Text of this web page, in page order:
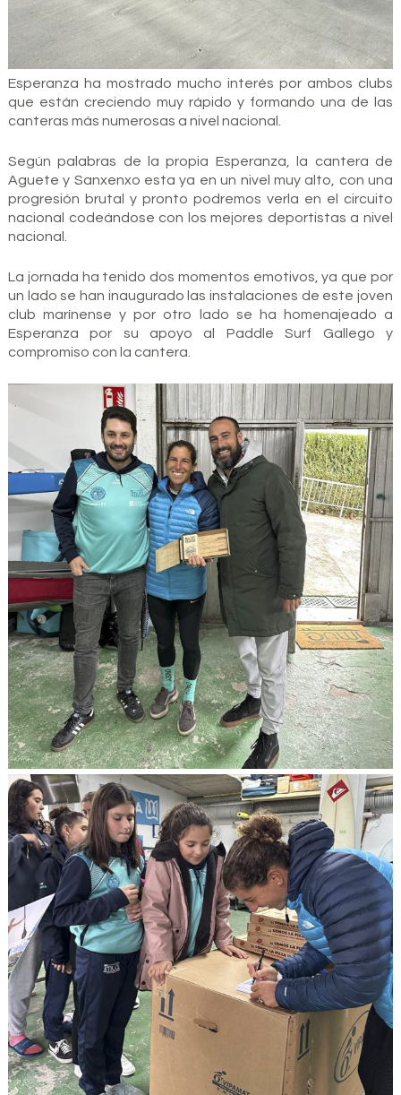
Esperanza ha mostrado mucho interés por ambos clubs
que están creciendo muy rápido y formando una de las
canteras más numerosas a nivel nacional.
Según palabras de la propia Esperanza, la cantera de
Aguete y Sanxenxo esta ya en un nivel muy alto, con una
progresión brutal y pronto podremos verla en el circuito
nacional codeándose con los mejores deportistas a nivel
nacional.
La jornada ha tenido dos momentos emotivos, ya que por
un lado se han inaugurado las instalaciones de este joven
club marínense y por otro lado se ha homenajeado a
Esperanza por su apoyo al Paddle Surf Gallego y
compromiso con la cantera.